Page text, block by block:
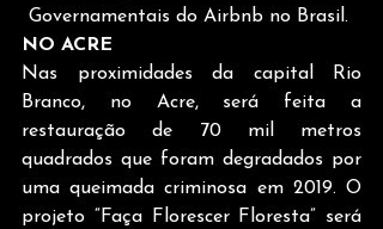
Governamentais do Airbnb no Brasil.
NO ACRE
Nas proximidades da capital Rio
Branco, no Acre, será feita a
restauração de 70 mil metros
quadrados que foram degradados por
uma queimada criminosa em 2019. O
projeto “Faça Florescer Floresta” será